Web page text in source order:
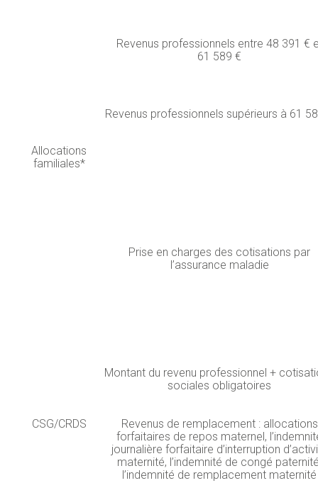
Allocations
familiales*
Revenus professionnels entre 48 391 €
61 589 €
Revenus professionnels supérieurs à 61
Prise en charges des cotisations par
l’assurance maladie
CSG/CRDS
Montant du revenu professionnel +
sociales obligatoires
Revenus de remplacement : allocations
forfaitaires de repos maternel,
journalière forfaitaire d’interruption
maternité, l’indemnité de congé
l’indemnité de remplacement maternité